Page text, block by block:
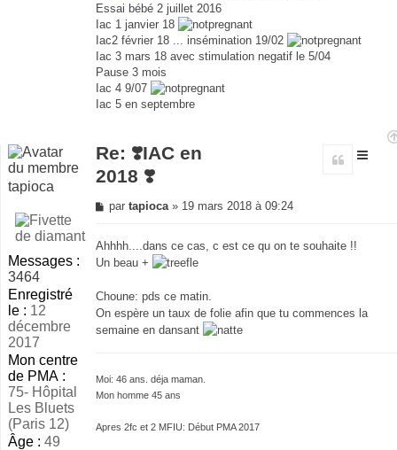
Essai bébé 2 juillet 2016
Iac 1 janvier 18
Iac2 février 18 ... insémination 19/02
Iac 3 mars 18 avec stimulation negatif le 5/04
Pause 3 mois
Iac 4 9/07
Iac 5 en septembre
tapioca
Messages :
3464
Enregistré
le : 12
décembre
2017
Mon centre
de PMA :
75- Hôpital
Les Bluets
(Paris 12)
Âge : 49
Re: ❣️IAC en
2018 ❣️
Citer
Message
par tapioca» 19 mars 2018 à 09:24
Ahhhh....dans ce cas, c est ce qu on te souhaite !!
Un beau +
Choune: pds ce matin.
On espère un taux de folie afin que tu commences la
semaine en dansant
Moi: 46 ans. déja maman.
Mon homme 45 ans
Apres 2fc et 2 MFIU: Début PMA 2017